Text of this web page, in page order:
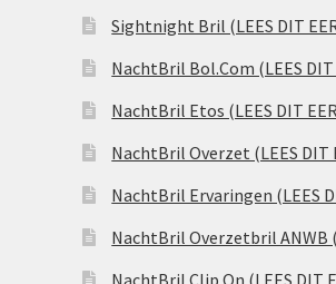
Sightnight Bril (LEES DIT
NachtBril Bol.Com (LEES DIT
NachtBril Etos (LEES DIT
NachtBril Overzet (LEES DIT
NachtBril Ervaringen (LEES
NachtBril Overzetbril ANWB